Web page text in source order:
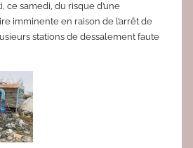
ce samedi, du risque d’une
imminente en raison de l’arrêt de
stations de dessalement faute